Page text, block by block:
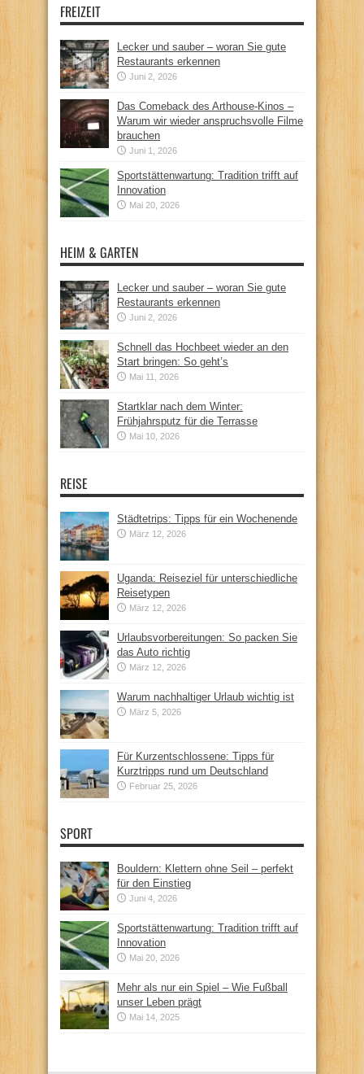
FREIZEIT
Lecker und sauber – woran Sie gute
Restaurants erkennen
Juni 2, 2026
Das Comeback des Arthouse-Kinos –
Warum wir wieder anspruchsvolle Filme
brauchen
Juni 1, 2026
Sportstättenwartung: Tradition trifft auf
Innovation
Mai 20, 2026
HEIM & GARTEN
Lecker und sauber – woran Sie gute
Restaurants erkennen
Juni 2, 2026
Schnell das Hochbeet wieder an den
Start bringen: So geht’s
Mai 11, 2026
Startklar nach dem Winter:
Frühjahrsputz für die Terrasse
Mai 10, 2026
REISE
Städtetrips: Tipps für ein Wochenende
März 12, 2026
Uganda: Reiseziel für unterschiedliche
Reisetypen
März 12, 2026
Urlaubsvorbereitungen: So packen Sie
das Auto richtig
März 12, 2026
Warum nachhaltiger Urlaub wichtig ist
März 5, 2026
Für Kurzentschlossene: Tipps für
Kurztripps rund um Deutschland
Februar 25, 2026
SPORT
Bouldern: Klettern ohne Seil – perfekt
für den Einstieg
Juni 4, 2026
Sportstättenwartung: Tradition trifft auf
Innovation
Mai 20, 2026
Mehr als nur ein Spiel – Wie Fußball
unser Leben prägt
Mai 14, 2025